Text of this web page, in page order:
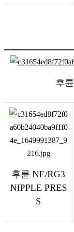
후륜
후륜 NE/RG3
NIPPLE PRES
S